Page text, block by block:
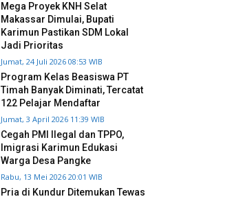
Mega Proyek KNH Selat
Makassar Dimulai, Bupati
Karimun Pastikan SDM Lokal
Jadi Prioritas
Jumat, 24 Juli 2026 08:53 WIB
Program Kelas Beasiswa PT
Timah Banyak Diminati, Tercatat
122 Pelajar Mendaftar
Jumat, 3 April 2026 11:39 WIB
Cegah PMI Ilegal dan TPPO,
Imigrasi Karimun Edukasi
Warga Desa Pangke
Rabu, 13 Mei 2026 20:01 WIB
Pria di Kundur Ditemukan Tewas